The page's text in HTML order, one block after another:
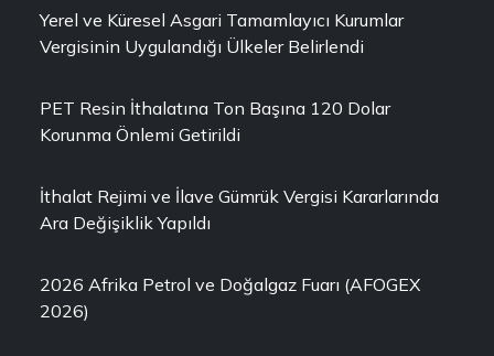
Yerel ve Küresel Asgari Tamamlayıcı Kurumlar
Vergisinin Uygulandığı Ülkeler Belirlendi
PET Resin İthalatına Ton Başına 120 Dolar
Korunma Önlemi Getirildi
İthalat Rejimi ve İlave Gümrük Vergisi Kararlarında
Ara Değişiklik Yapıldı
2026 Afrika Petrol ve Doğalgaz Fuarı (AFOGEX
2026)